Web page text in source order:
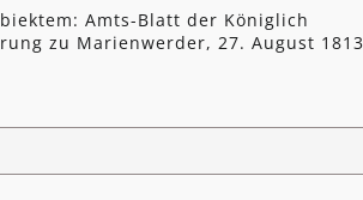
Amts-Blatt der Königlich
zu Marienwerder, 27. August